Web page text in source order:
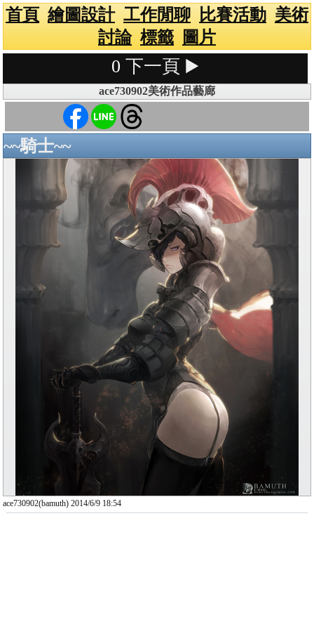
首頁 繪圖設計 工作閒聊 比賽活動 美術
討論 標籤 圖片
0 下一頁 ▶️
ace730902美術作品藝廊
~~騎士~~
ace730902(bamuth) 2014/6/9 18:54